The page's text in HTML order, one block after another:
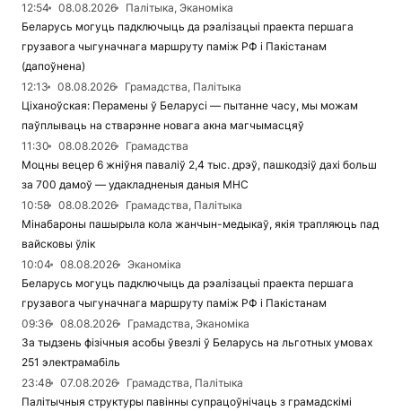
12:54
08.08.2026
Палітыка, Эканоміка
Беларусь могуць падключыць да рэалізацыі праекта першага
грузавога чыгуначнага маршруту паміж РФ і Пакістанам
(дапоўнена)
12:13
08.08.2026
Грамадства, Палітыка
Ціханоўская: Перамены ў Беларусі — пытанне часу, мы можам
паўплываць на стварэнне новага акна магчымасцяў
11:30
08.08.2026
Грамадства
Моцны вецер 6 жніўня паваліў 2,4 тыс. дрэў, пашкодзіў дахі больш
за 700 дамоў — удакладненыя даныя МНС
10:58
08.08.2026
Грамадства, Палітыка
Мінабароны пашырыла кола жанчын-медыкаў, якія трапляюць пад
вайсковы ўлік
10:04
08.08.2026
Эканоміка
Беларусь могуць падключыць да рэалізацыі праекта першага
грузавога чыгуначнага маршруту паміж РФ і Пакістанам
09:36
08.08.2026
Грамадства, Эканоміка
За тыдзень фізічныя асобы ўвезлі ў Беларусь на льготных умовах
251 электрамабіль
23:48
07.08.2026
Грамадства, Палітыка
Палітычныя структуры павінны супрацоўнічаць з грамадскімі